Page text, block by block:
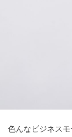
色んなビジネス